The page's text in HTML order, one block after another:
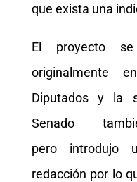
que exista una
El proyecto
originalmente
Diputados y la
Senado
pero introdujo
redacción por lo